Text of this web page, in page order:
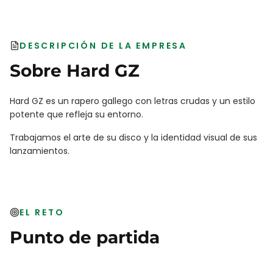
DESCRIPCIÓN DE LA EMPRESA
Sobre Hard GZ
Hard GZ es un rapero gallego con letras crudas y un estilo
potente que refleja su entorno.
Trabajamos el arte de su disco y la identidad visual de sus
lanzamientos.
EL RETO
Punto de partida